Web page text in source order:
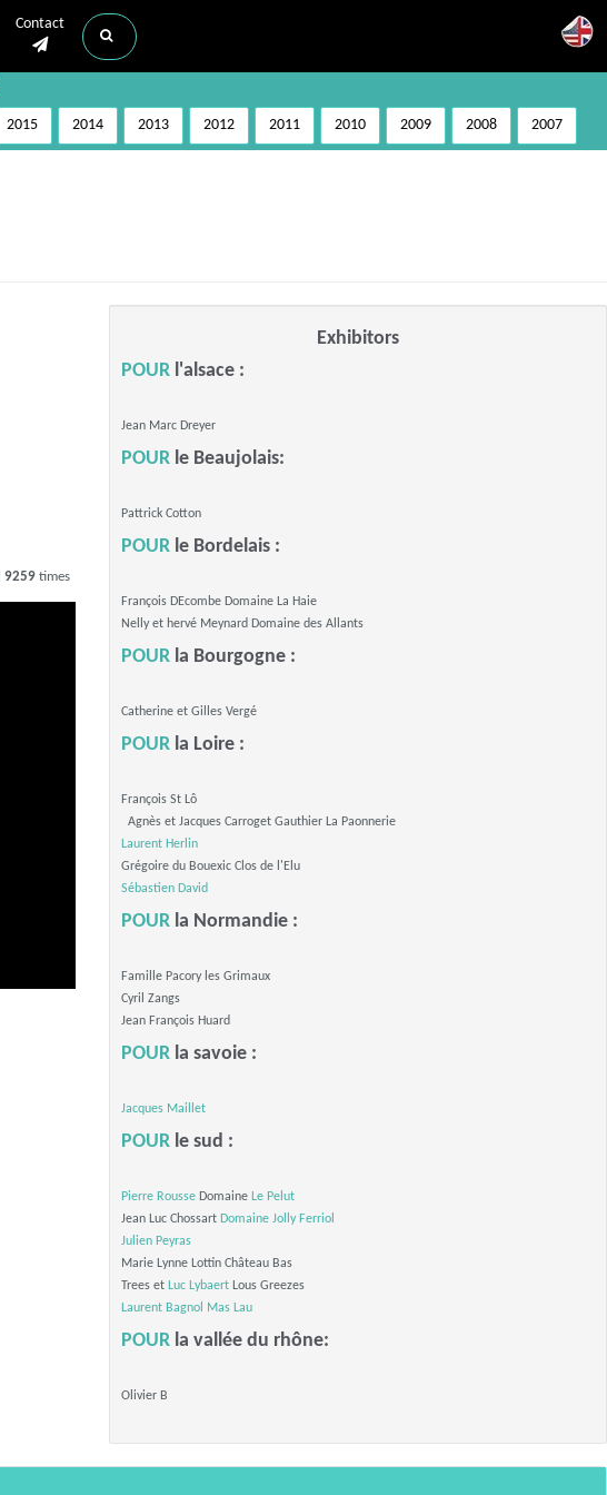
Contact
2015 2014 2013 2012 2011 2010 2009 2008 2007
9259times
Exhibitors
POUR l'alsace :
Jean Marc Dreyer
POUR le Beaujolais:
Pattrick Cotton
POUR le Bordelais :
François DEcombe Domaine La Haie
Nelly et hervé Meynard Domaine des Allants
POUR la Bourgogne :
Catherine et Gilles Vergé
POUR la Loire :
François St Lô
Agnès et Jacques Carroget Gauthier La Paonnerie
Laurent Herlin
Grégoire du Bouexic Clos de l'Elu
Sébastien David
POUR la Normandie :
Famille Pacory les Grimaux
Cyril Zangs
Jean François Huard
POUR la savoie :
Jacques Maillet
POUR le sud :
Pierre Rousse Domaine Le Pelut
Jean Luc Chossart Domaine Jolly Ferriol
Julien Peyras
Marie Lynne Lottin Château Bas
Trees et Luc Lybaert Lous Greezes
Laurent Bagnol
Mas Lau
POUR la vallée du rhône:
Olivier B